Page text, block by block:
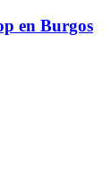
en Burgos